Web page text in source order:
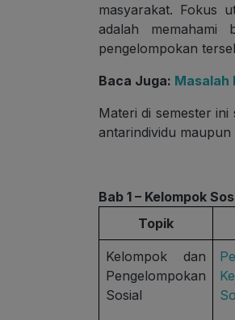
masyarakat. Fokus
adalah memahami
pengelompokan
Baca Juga: Masalah
Materi di semester
antarindividu
Bab 1 – Kelompok
Topik
Kelompok dan
Pengelompokan
Sosial